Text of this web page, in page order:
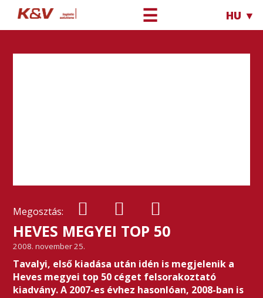
☰ HU ▼
Megosztás:
HEVES MEGYEI TOP 50
2008. november 25.
Tavalyi, első kiadása után idén is megjelenik a
Heves megyei top 50 céget felsorakoztató
kiadvány. A 2007-es évhez hasonlóan, 2008-ban is